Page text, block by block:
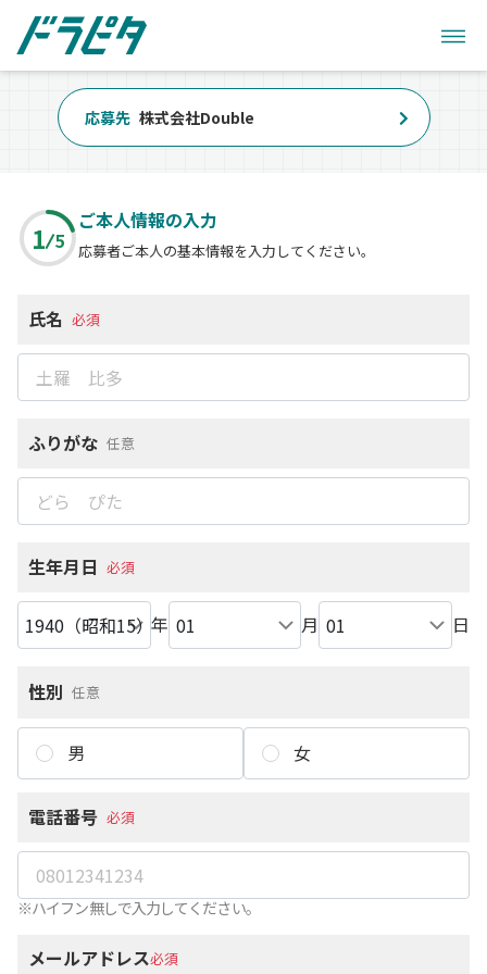
応募先 株式会社Double
1 5
ご本人情報の入力
応募者ご本人の基本情報を入力してください。
氏名 必須
ふりがな 任意
生年月日 必須
年 月 日
性別 任意
男 女
電話番号 必須
※ハイフン無しで入力してください。
メールアドレス必須